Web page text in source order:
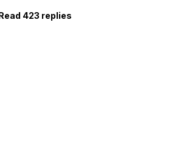
423 replies